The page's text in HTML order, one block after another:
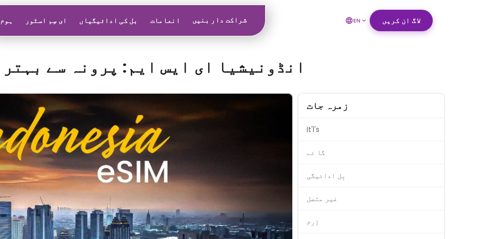
ہوم ای سِم اسٹور بل کی ادائیگیاں انعامات شراکت دار بنیں EN لاگ ان کریں
انڈونیشیا ای ایس ایم: پرونہ سے بہتر
زمرہ جات
It'l's
گا ئے
بِل ادائیگی
غیر متصل
اِرم